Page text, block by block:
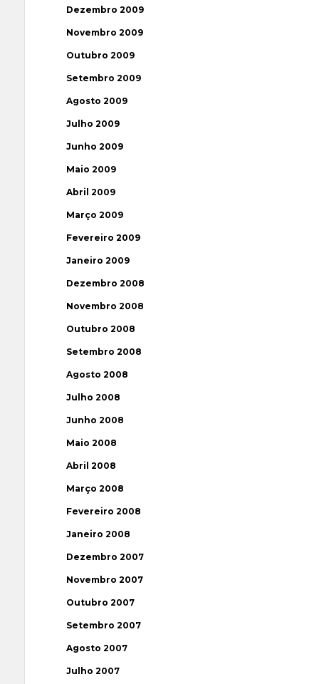
Dezembro 2009
Novembro 2009
Outubro 2009
Setembro 2009
Agosto 2009
Julho 2009
Junho 2009
Maio 2009
Abril 2009
Março 2009
Fevereiro 2009
Janeiro 2009
Dezembro 2008
Novembro 2008
Outubro 2008
Setembro 2008
Agosto 2008
Julho 2008
Junho 2008
Maio 2008
Abril 2008
Março 2008
Fevereiro 2008
Janeiro 2008
Dezembro 2007
Novembro 2007
Outubro 2007
Setembro 2007
Agosto 2007
Julho 2007